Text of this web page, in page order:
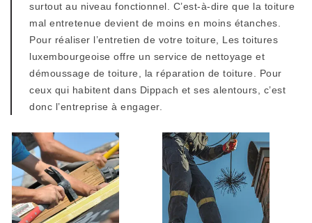
surtout au niveau fonctionnel. C’est-à-dire que la toiture
mal entretenue devient de moins en moins étanches.
Pour réaliser l’entretien de votre toiture, Les toitures
luxembourgeoise offre un service de nettoyage et
démoussage de toiture, la réparation de toiture. Pour
ceux qui habitent dans Dippach et ses alentours, c’est
donc l’entreprise à engager.